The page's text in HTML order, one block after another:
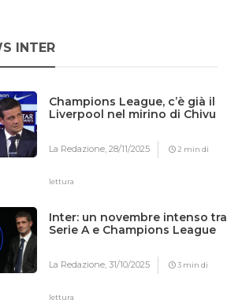
INTER
Champions League, c’è già il
Liverpool nel mirino di Chivu
La Redazione,28/11/2025 2 min di
lettura
Inter: un novembre intenso tra
Serie A e Champions League
La Redazione,31/10/2025 3 min di
lettura